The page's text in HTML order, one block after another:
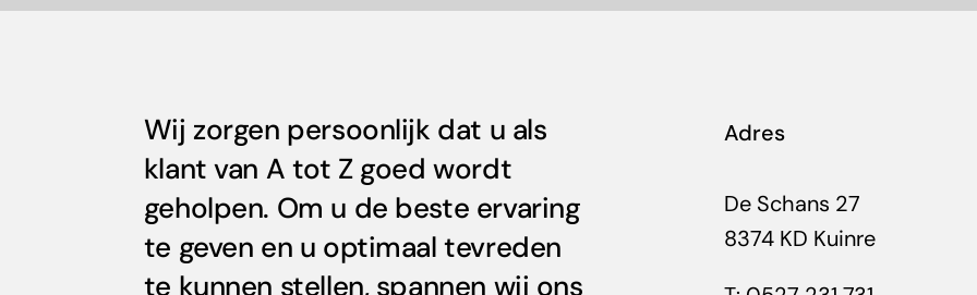
Wij zorgen persoonlijk dat u als
klant van A tot Z goed wordt
geholpen. Om u de beste ervaring
te geven en u optimaal tevreden
te kunnen stellen, spannen wij ons
Adres
De Schans 27
8374 KD Kuinre